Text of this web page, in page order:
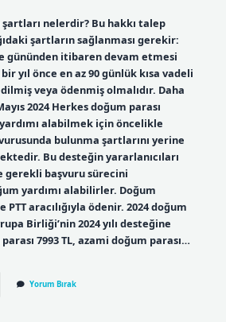
şartları nelerdir? Bu hakkı talep
şartların sağlanması gerekir:
gününden itibaren devam etmesi
yıl önce en az 90 günlük kısa vadeli
veya ödenmiş olmalıdır. Daha
2024 Herkes doğum parası
alabilmek için öncelikle
bulunma şartlarını yerine
Bu desteğin yararlanıcıları
gerekli başvuru sürecini
yardımı alabilirler. Doğum
PTT aracılığıyla ödenir. 2024 doğum
Birliği’nin 2024 yılı desteğine
7993 TL, azami doğum parası…
Yorum Bırak